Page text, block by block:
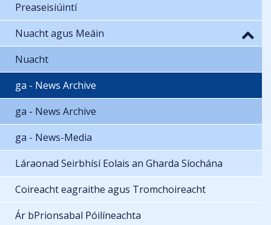
Preaseisiúintí
Nuacht agus Meáin
Nuacht
ga - News Archive
ga - News Archive
ga - News-Media
Láraonad Seirbhísí Eolais an Gharda Síochána
Coireacht eagraithe agus Tromchoireacht
Ár bPrionsabal Póilíneachta